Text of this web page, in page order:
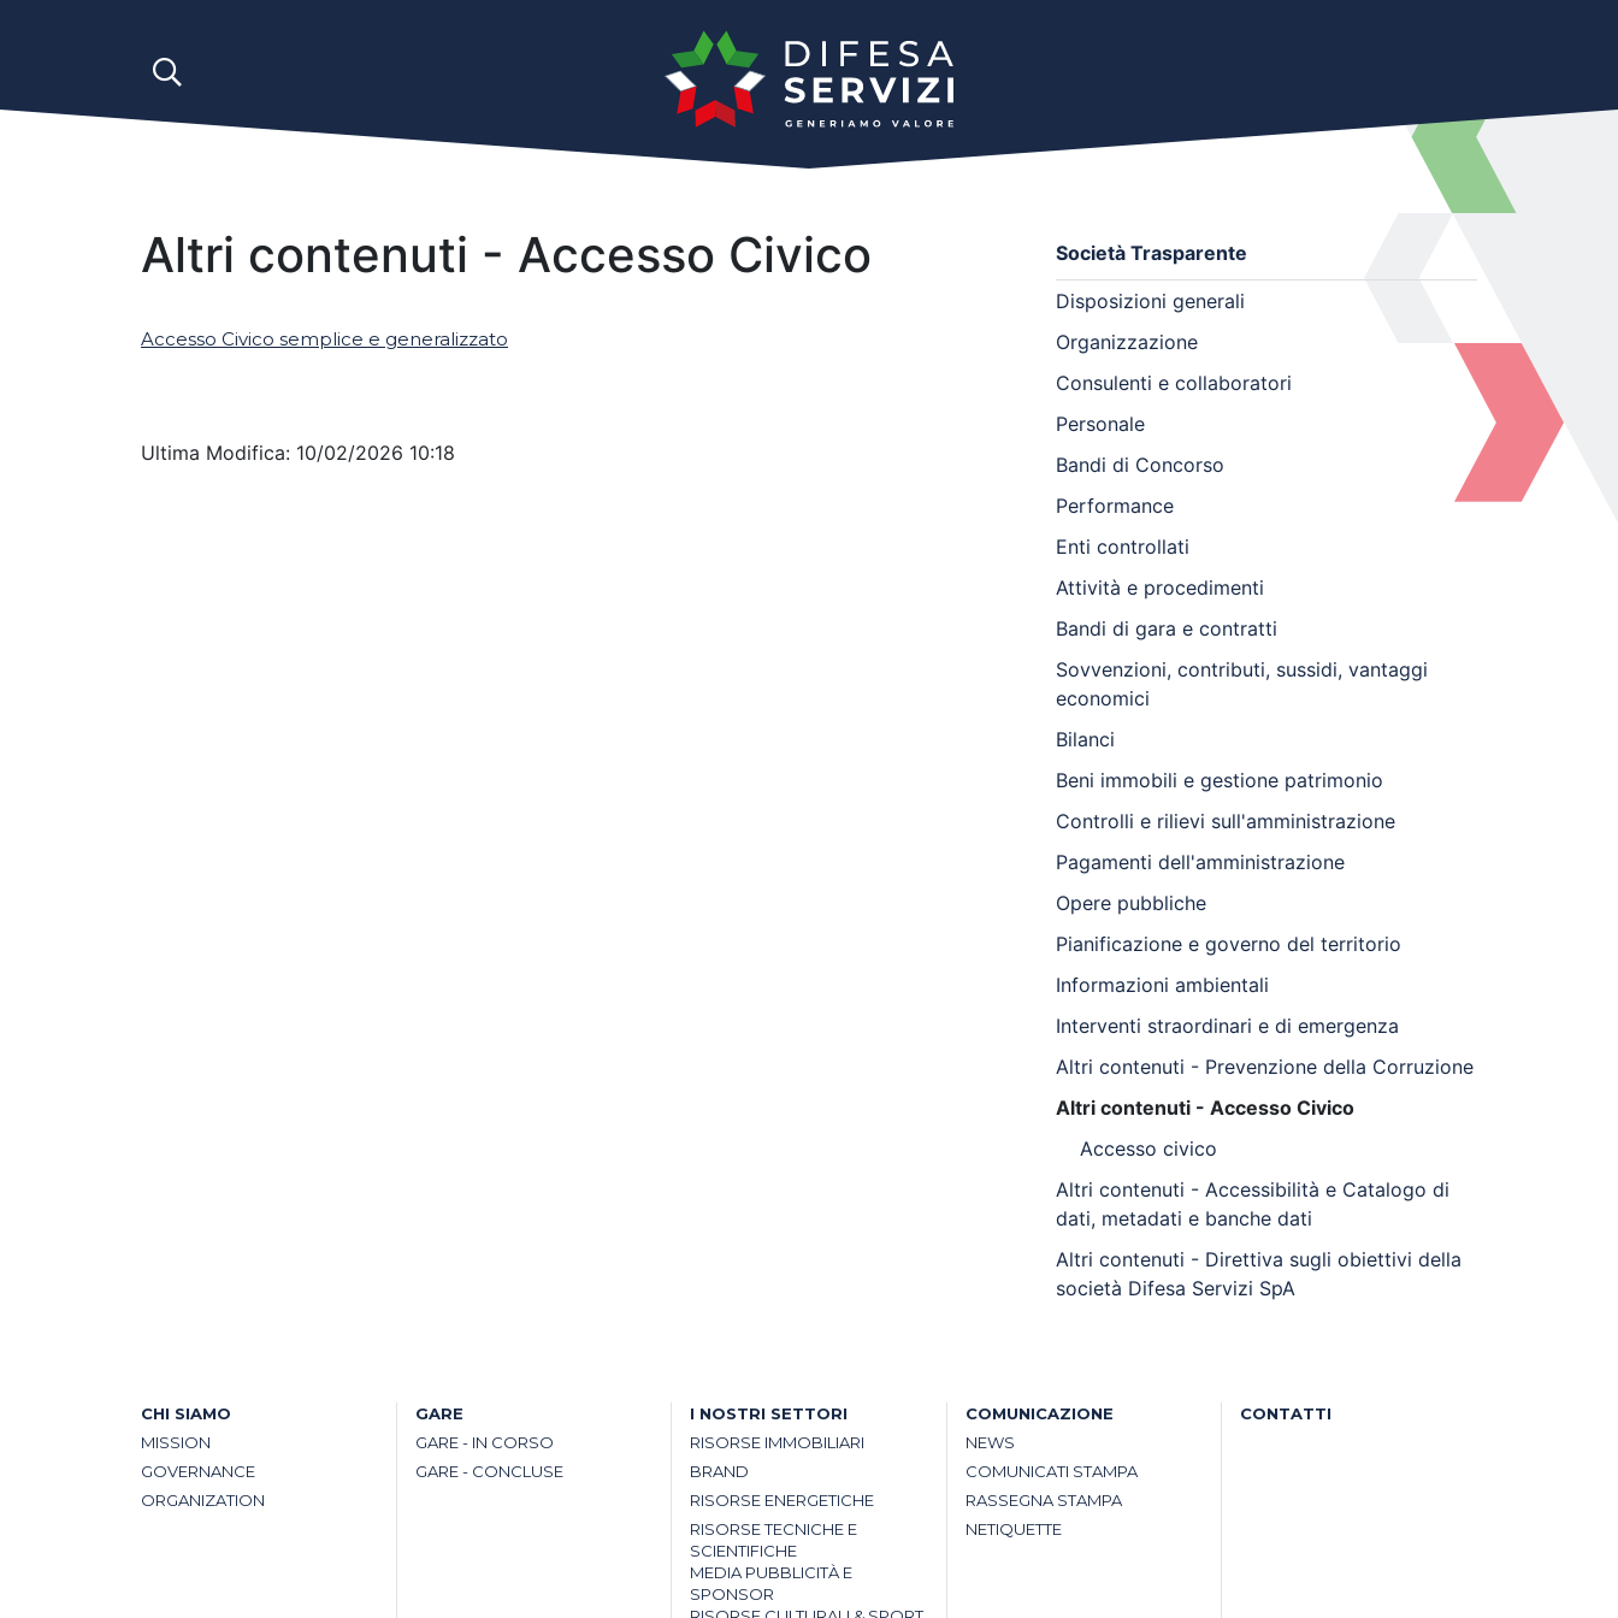
Altri contenuti - Accesso Civico
Accesso Civico semplice e generalizzato
Ultima Modifica: 10/02/2026 10:18
Società Trasparente
Disposizioni generali
Organizzazione
Consulenti e collaboratori
Personale
Bandi di Concorso
Performance
Enti controllati
Attività e procedimenti
Bandi di gara e contratti
Sovvenzioni, contributi, sussidi, vantaggi
economici
Bilanci
Beni immobili e gestione patrimonio
Controlli e rilievi sull'amministrazione
Pagamenti dell'amministrazione
Opere pubbliche
Pianificazione e governo del territorio
Informazioni ambientali
Interventi straordinari e di emergenza
Altri contenuti - Prevenzione della Corruzione
Altri contenuti - Accesso Civico
Accesso civico
Altri contenuti - Accessibilità e Catalogo di
dati, metadati e banche dati
Altri contenuti - Direttiva sugli obiettivi della
società Difesa Servizi SpA
CHI SIAMO
MISSION
GOVERNANCE
ORGANIZATION
GARE
GARE - IN CORSO
GARE - CONCLUSE
I NOSTRI SETTORI
RISORSE IMMOBILIARI
BRAND
RISORSE ENERGETICHE
RISORSE TECNICHE E
SCIENTIFICHE
MEDIA PUBBLICITÀ E
SPONSOR
COMUNICAZIONE
NEWS
COMUNICATI STAMPA
RASSEGNA STAMPA
NETIQUETTE
CONTATTI